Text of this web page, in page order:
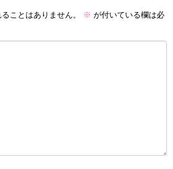
ことはありません。 ※ が付いている欄は必